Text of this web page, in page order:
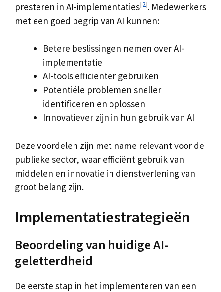
presteren in AI-implementaties[2]. Medewerkers
met een goed begrip van AI kunnen:
Betere beslissingen nemen over AI-
implementatie
AI-tools efficiënter gebruiken
Potentiële problemen sneller
identificeren en oplossen
Innovatiever zijn in hun gebruik van AI
Deze voordelen zijn met name relevant voor de
publieke sector, waar efficiënt gebruik van
middelen en innovatie in dienstverlening van
groot belang zijn.
Implementatiestrategieën
Beoordeling van huidige AI-
geletterdheid
De eerste stap in het implementeren van een